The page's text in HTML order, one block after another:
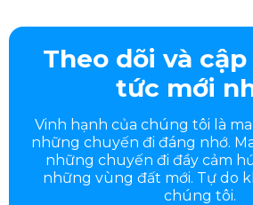
Theo dõi và
tức mới
Vinh hạnh của chúng tôi là
những chuyến đi đáng nhớ.
những chuyến đi đầycảm
những vùng đất mới. Tự do
chúng tôi.